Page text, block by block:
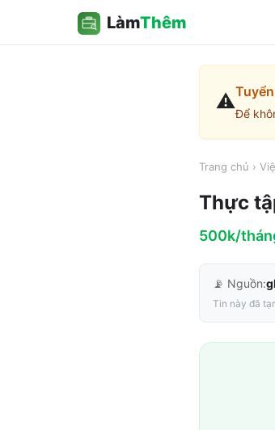
LàmThêm
⚠️
Để
Trang chủ ›
Thực
500k/
📡 Nguồn:
Tin này đã